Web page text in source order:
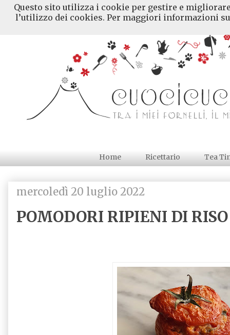
Home Ricettario Tea
mercoledì 20 luglio 2022
POMODORI RIPIENI DI
Questo sito utilizza i cookie per gestire e
l’utilizzo dei cookies. Per maggiori informazioni